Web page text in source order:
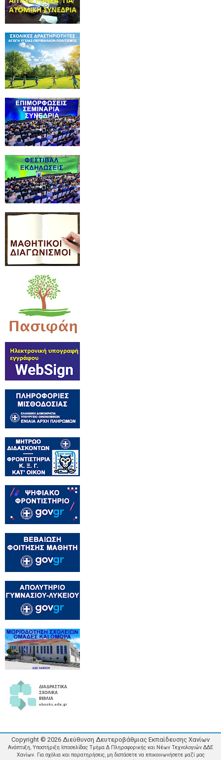
Copyright © 2026 Διεύθυνση Δευτεροβάθμιας Εκπαίδευσης Χανίων
Ανάπτυξη, Υποστήριξη Ιστοσελίδας Τμήμα Δ Πληροφορικής και Νέων Τεχνολογιών ΔΔΕ
Χανίων. Για σχόλια και παρατηρήσεις, μη διστάσετε να επικοινωνήσετε μαζί μας